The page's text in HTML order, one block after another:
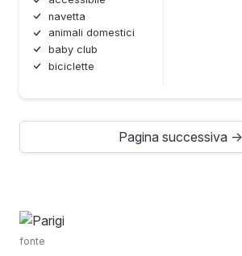
navetta
animali domestici
baby club
biciclette
Pagina successiva →
fonte